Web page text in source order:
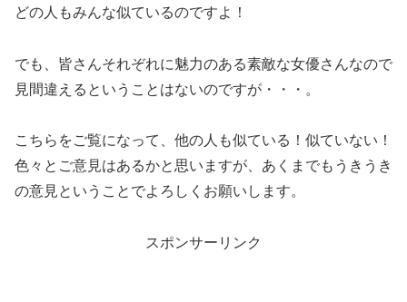
どの人もみんな似ているのですよ！
でも、皆さんそれぞれに魅力のある素敵な女優さんなので
見間違えるということはないのですが・・・。
こちらをご覧になって、他の人も似ている！似ていない！
色々とご意見はあるかと思いますが、あくまでもうきうき
の意見ということでよろしくお願いします。
スポンサーリンク